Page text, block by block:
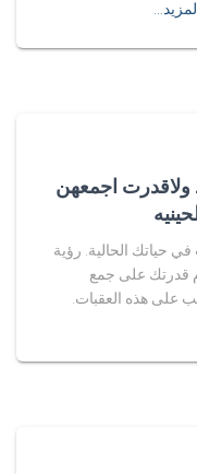
اجمعهن
حياتك الحالية. رؤية
قدرتك على جمع
على هذه العقبات.